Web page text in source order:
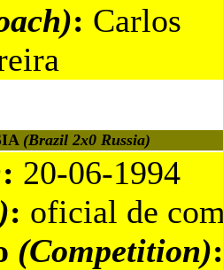
: Carlos
(Brazil 2x0 Russia)
: 20-06-1994
: oficial de
(Competition)